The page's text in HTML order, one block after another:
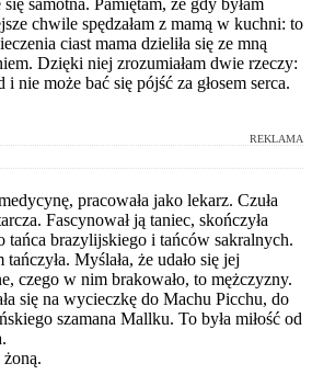
chwile spędzałam z mamą w kuchni: to
ciast mama dzieliła się ze mną
Dzięki niej zrozumiałam dwie rzeczy:
nie może bać się pójść za głosem serca.
REKLAMA
pracowała jako lekarz. Czuła
Fascynował ją taniec, skończyła
tańca brazylijskiego i tańców sakralnych.
Myślała, że udało się jej
czego w nim brakowało, to mężczyzny.
się na wycieczkę do Machu Picchu, do
szamana Mallku. To była miłość od